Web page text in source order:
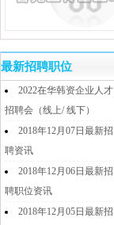
最新招聘职位
2022在华韩资企业人才
招聘会（线上/ 线下）
2018年12月07日最新招
聘资讯
2018年12月06日最新招
聘职位资讯
2018年12月05日最新招